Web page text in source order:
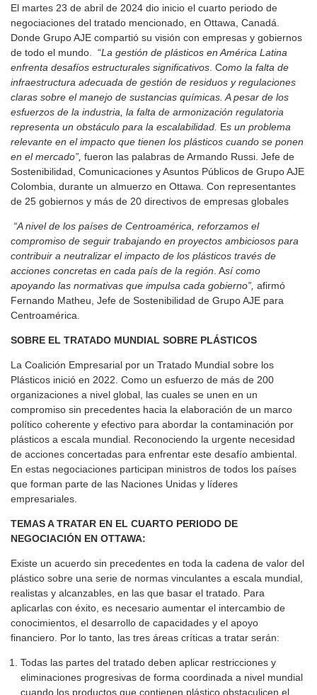
El martes 23 de abril de 2024 dio inicio el cuarto periodo de
negociaciones del tratado mencionado, en Ottawa, Canadá.
Donde Grupo AJE compartió su visión con empresas y gobiernos
de todo el mundo. “La gestión de plásticos en América Latina
enfrenta desafíos estructurales significativos. Como la falta de
infraestructura adecuada de gestión de residuos y regulaciones
claras sobre el manejo de sustancias químicas. A pesar de los
esfuerzos de la industria, la falta de armonización regulatoria
representa un obstáculo para la escalabilidad. Es un problema
relevante en el impacto que tienen los plásticos cuando se ponen
en el mercado”, fueron las palabras de Armando Russi. Jefe de
Sostenibilidad, Comunicaciones y Asuntos Públicos de Grupo AJE
Colombia, durante un almuerzo en Ottawa. Con representantes
de 25 gobiernos y más de 20 directivos de empresas globales
“A nivel de los países de Centroamérica, reforzamos el
compromiso de seguir trabajando en proyectos ambiciosos para
contribuir a neutralizar el impacto de los plásticos través de
acciones concretas en cada país de la región. Así como
apoyando las normativas que impulsa cada gobierno”, afirmó
Fernando Matheu, Jefe de Sostenibilidad de Grupo AJE para
Centroamérica.
SOBRE EL TRATADO MUNDIAL SOBRE PLÁSTICOS
La Coalición Empresarial por un Tratado Mundial sobre los
Plásticos inició en 2022. Como un esfuerzo de más de 200
organizaciones a nivel global, las cuales se unen en un
compromiso sin precedentes hacia la elaboración de un marco
político coherente y efectivo para abordar la contaminación por
plásticos a escala mundial. Reconociendo la urgente necesidad
de acciones concertadas para enfrentar este desafío ambiental.
En estas negociaciones participan ministros de todos los países
que forman parte de las Naciones Unidas y líderes
empresariales.
TEMAS A TRATAR EN EL CUARTO PERIODO DE
NEGOCIACIÓN EN OTTAWA:
Existe un acuerdo sin precedentes en toda la cadena de valor del
plástico sobre una serie de normas vinculantes a escala mundial,
realistas y alcanzables, en las que basar el tratado. Para
aplicarlas con éxito, es necesario aumentar el intercambio de
conocimientos, el desarrollo de capacidades y el apoyo
financiero. Por lo tanto, las tres áreas críticas a tratar serán:
Todas las partes del tratado deben aplicar restricciones y
eliminaciones progresivas de forma coordinada a nivel mundial
cuando los productos que contienen plástico obstaculicen el